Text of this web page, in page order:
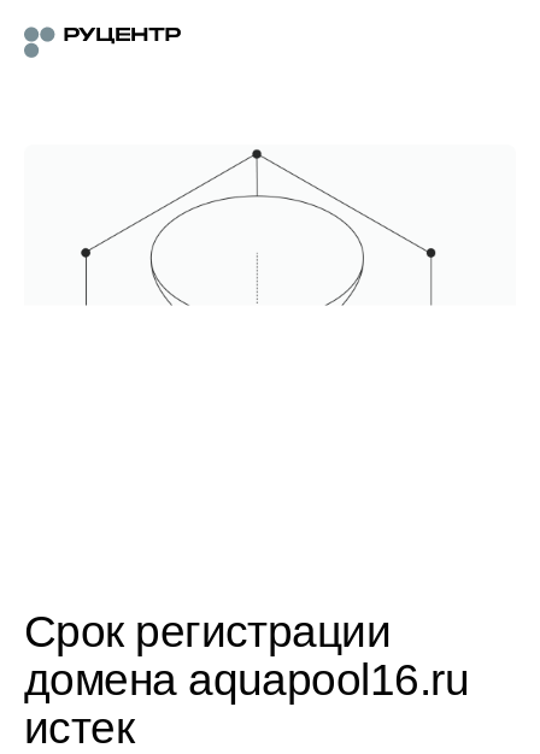
Срок регистрации
домена aquapool16.ru
истек